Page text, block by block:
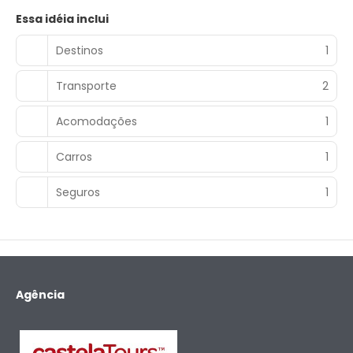
Essa idéia inclui
Destinos
1
Transporte 2
Acomodações 1
Carros 1
Seguros 1
Agência